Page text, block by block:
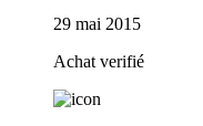
29 mai 2015
Achat verifié